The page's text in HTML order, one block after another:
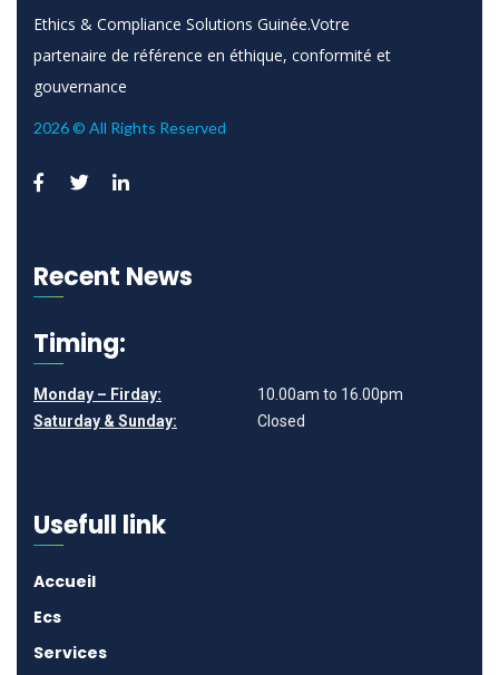
Ethics & Compliance Solutions Guinée.Votre
partenaire de référence en éthique, conformité et
gouvernance
2026 © All Rights Reserved
Recent News
Timing:
Monday – Firday:
Saturday & Sunday:
10.00am to 16.00pm
Closed
Usefull link
Accueil
Ecs
Services